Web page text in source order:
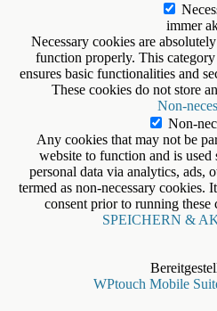
immer
Necessary cookies are
function properly. This
ensures basic functionalities and
These cookies do not store
Non-
Non-
Any cookies that may not be
website to function and is
personal data via analytics, ads,
termed as non-necessary cookies.
consent prior to running
SPEICHERN &
WPtouch Mobile